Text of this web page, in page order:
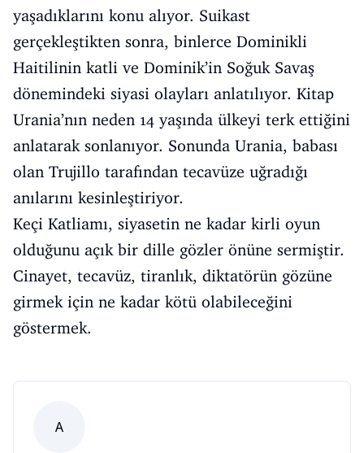
yaşadıklarını konu alıyor. Suikast
gerçekleştikten sonra, binlerce Dominikli
Haitilinin katli ve Dominik’in Soğuk Savaş
dönemindeki siyasi olayları anlatılıyor. Kitap
Urania’nın neden 14 yaşında ülkeyi terk ettiğini
anlatarak sonlanıyor. Sonunda Urania, babası
olan Trujillo tarafından tecavüze uğradığı
anılarını kesinleştiriyor.
Keçi Katliamı, siyasetin ne kadar kirli oyun
olduğunu açık bir dille gözler önüne sermiştir.
Cinayet, tecavüz, tiranlık, diktatörün gözüne
girmek için ne kadar kötü olabileceğini
göstermek.
A